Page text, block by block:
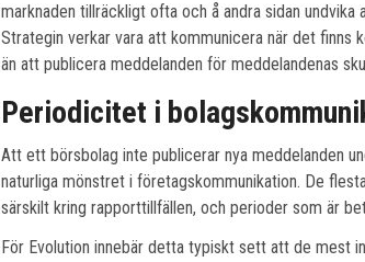
marknaden tillräckligt ofta och å andra sidan
Strategin verkar vara att kommunicera när det finns
än att publicera meddelanden för meddelandenas
Periodicitet i
Att ett börsbolag inte publicerar nya meddelanden
naturliga mönstret i företagskommunikation. De
särskilt kring rapporttillfällen, och perioder som är
För Evolution innebär detta typiskt sett att de mest